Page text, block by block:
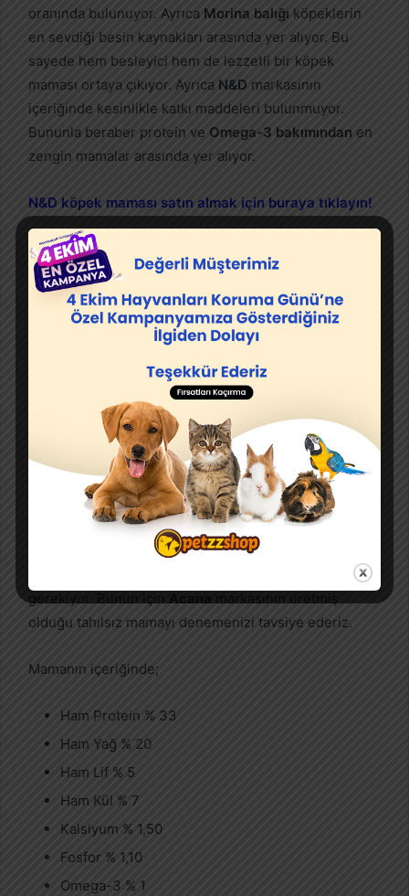
oranında bulunuyor. Ayrıca Morina balığı köpeklerin
en sevdiği besin kaynakları arasında yer alıyor. Bu
sayede hem besleyici hem de lezzetli bir köpek
maması ortaya çıkıyor. Ayrıca N&D markasının
içeriğinde kesinlikle katkı maddeleri bulunmuyor.
Bununla beraber protein ve Omega-3 bakımından en
zengin mamalar arasında yer alıyor.
N&D köpek maması satın almak için buraya tıklayın!
#3 Acana Puppy Tahılsız Tavuk ve
Balıklı Yavru Köpek Maması
Tüm köpek sahipleri yavru köpekler için beslenmenin
ne kadar önemli olduğunu biliyor.
Yavru köpeklerin
1 yaşına kadar ki süreç içerisindeki beslenmeleri tüm
yaşamlarını etkiliyor. Bu yüzden yavru köpekler için
gerekiyor. Bunun için
olduğu tahılsız mamayı denemenizi tavsiye ederiz.
Mamanın içeriğinde;
Ham Protein % 33
Ham Yağ % 20
Ham Lif % 5
Ham Kül % 7
Kalsiyum % 1,50
Fosfor % 1,10
Omega-3 % 1